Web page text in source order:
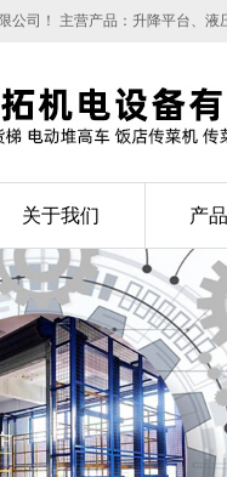
公司！ 主营产品：升降平台、
关于我们 产